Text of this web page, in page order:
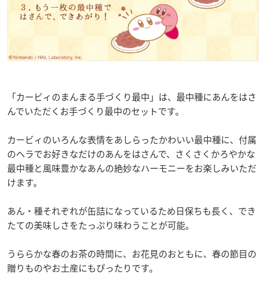
「カービィのまんまる手づくり最中」は、最中種にあんをはさ
んでいただくお手づくり最中のセットです。
カービィのいろんな表情をあしらったかわいい最中種に、付属
のヘラでお好きなだけのあんをはさんで、さくさくかろやかな
最中種と風味豊かなあんの絶妙なハーモニーをお楽しみいただ
けます。
あん・種それぞれが缶詰になっているため日保ちも長く、でき
たての美味しさをたっぷり味わうことが可能。
うららかな春のお茶の時間に、お花見のおともに、春の節目の
贈りものやお土産にもぴったりです。